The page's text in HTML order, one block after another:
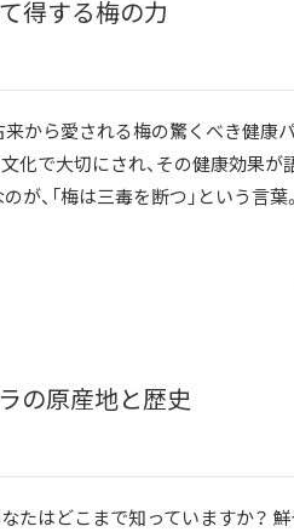
得する梅の力
来から愛される梅の驚くべき健康
化で大切にされ、その健康効果が
が、「梅は三毒を断つ」という言葉
の原産地と歴史
たはどこまで知っていますか？